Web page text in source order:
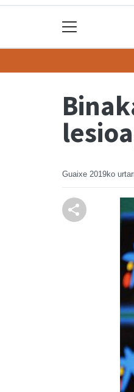
Guaixe 2019ko